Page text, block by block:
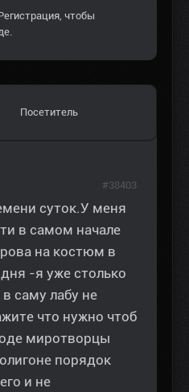
, чтобы
Посетитель
суток.У меня
в самом начале
на костюм в
-я уже столько
саму лабу не
что нужно чтоб
миротворцы
порядок
и не
#38403